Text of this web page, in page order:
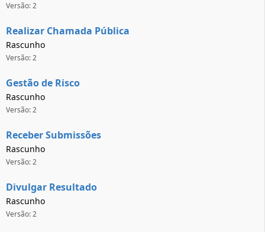
Versão: 2
Realizar Chamada Pública
Rascunho
Versão: 2
Gestão de Risco
Rascunho
Versão: 2
Receber Submissões
Rascunho
Versão: 2
Divulgar Resultado
Rascunho
Versão: 2